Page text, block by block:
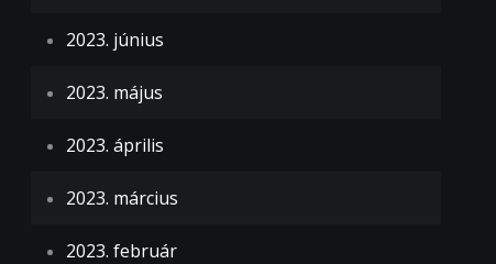
2023. június
2023. május
2023. április
2023. március
2023. február